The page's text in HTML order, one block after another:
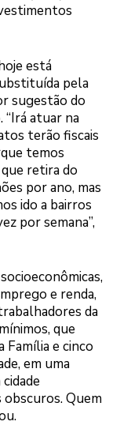
está
pela
sugestão do
“Irá atuar na
terão fiscais
temos
retira do
por ano, mas
ido a bairros
por semana”,
e renda,
da
que
Família e cinco
em uma
Quem